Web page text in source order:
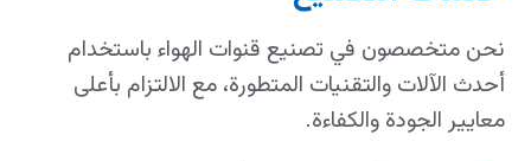
نحن متخصصون في تصنيع قنوات الهواء باستخدام
أحدث الآلات والتقنيات المتطورة، مع الالتزام بأعلى
معايير الجودة والكفاءة.